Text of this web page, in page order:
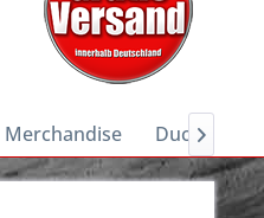
Merchandise Ducati E-
